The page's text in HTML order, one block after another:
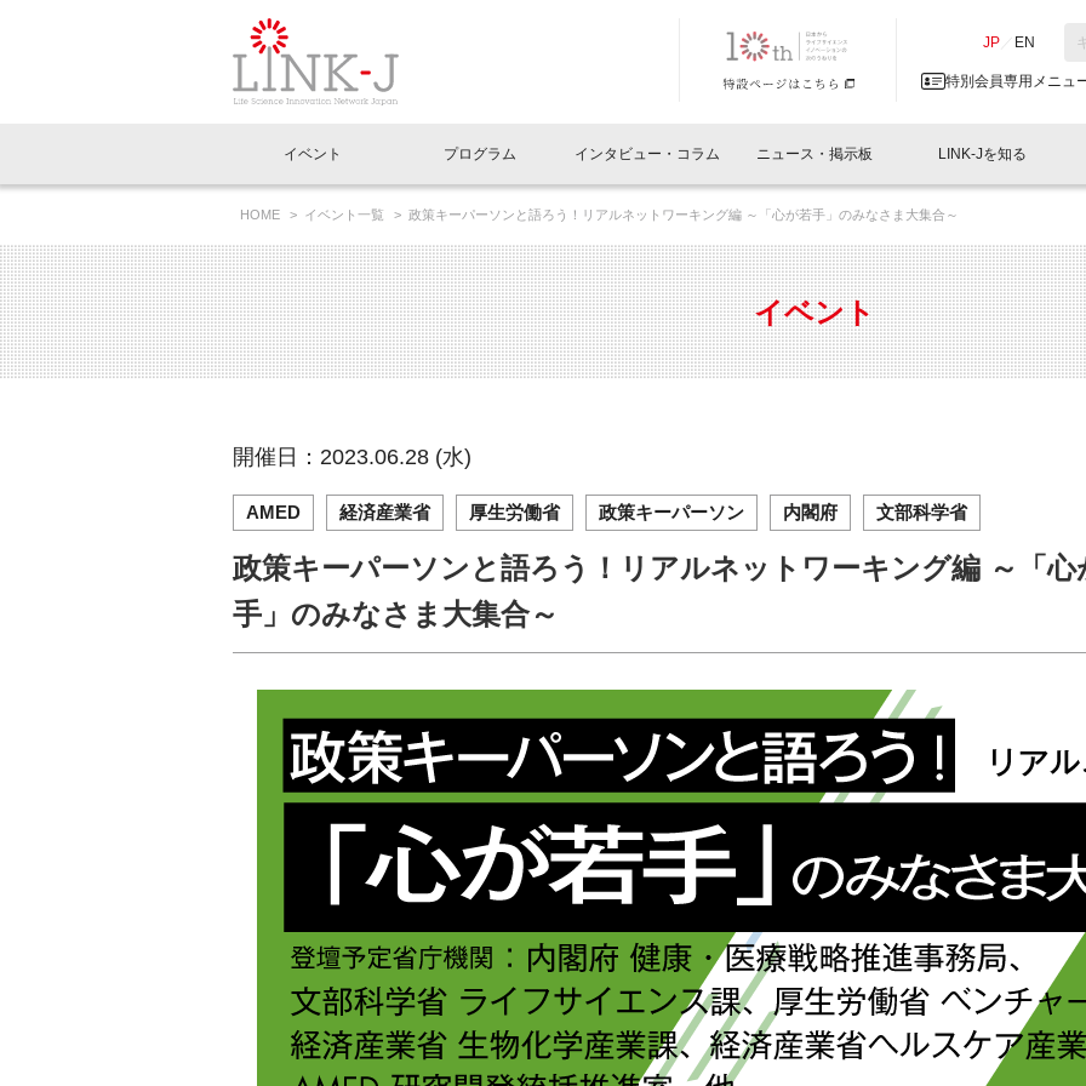
JP EN
特別会員専用メニュ
イベントお知らせメール登録
閉じる
イベント
イベント一覧
LINK-J主催・共催 特別会員開催
LINK-J協賛・協力 出展・参加
イベントレポート一覧
LINK-J主催・共催
LINK-J協賛・協力
プログラム
Out of Box相談室 What's "UNIKORN"？
インタビュー・コラム
インタビュー・コラム一覧
スペシャルインタビュー ベンチャーインタビュー 会報
連載コラム サポーターコラム 日本
ニュース・掲示板
ニュース一覧
トピック プレスリリース
メディア情報 海外関連
協賛・協力
人と情報の交流掲示板一覧
会員プレスリリース
募集
LINK-Jを知る
理事長挨拶 Why in Nihonbashi
国内外連携 サポーター紹介 事業
組織概要 パンフレット GTB
特別会員一覧 特別会員について 入会
専用メニューはこちら
ラウンジ・会議室 オフィス・ラボ 施設
アクセス
HOME イベント一覧 政策キーパーソンと語ろう！リアルネットワーキング編 ～「心が若手」のみなさま大集合～
イベント
開催日：2023.06.28 (水)
AMED 経済産業省 厚生労働省 政策キーパーソン 内閣府 文部科学省
政策キーパーソンと語ろう！リアルネットワーキング編 ～「心
手」のみなさま大集合～